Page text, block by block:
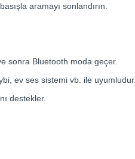
aramayı sonlandırın.
sonra Bluetooth moda geçer.
ev ses sistemi vb. ile uyumludur.
destekler.